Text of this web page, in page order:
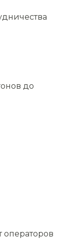
до
операторов